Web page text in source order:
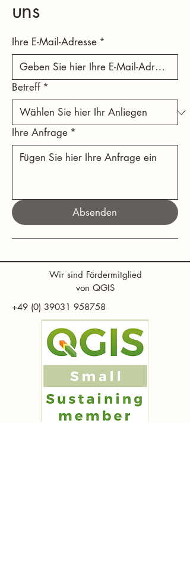
uns
Ihre E-Mail-Adresse *
Betreff *
Ihre Anfrage *
Absenden
Wir sind Fördermitglied
von QGIS
+49 (0) 39031 958758